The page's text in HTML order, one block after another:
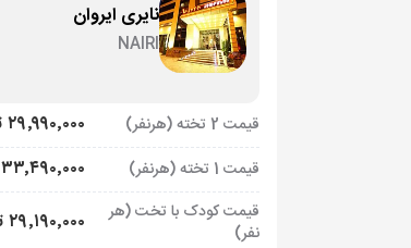
نایری ایروان
NAIRI
قیمت 2 تخته (هرنفر) ۲۹٬۹۹۰٬۰۰۰ تومان
قیمت 1 تخته (هرنفر) ۳۳٬۴۹۰٬۰۰۰ تومان
قیمت کودک با تخت (هر
نفر)
۲۹٬۱۹۰٬۰۰۰ تومان